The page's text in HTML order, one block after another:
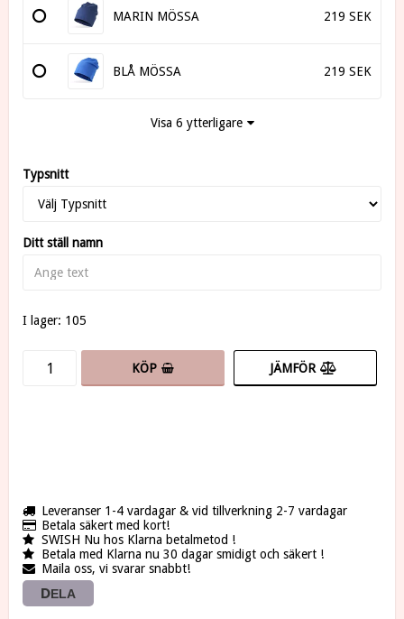
MARIN MÖSSA 219 SEK
BLÅ MÖSSA 219 SEK
Visa 6 ytterligare
Typsnitt
Ditt ställ namn
I lager: 105
KÖP JÄMFÖR
Leveranser 1-4 vardagar & vid tillverkning 2-7 vardagar
Betala säkert med kort!
SWISH Nu hos Klarna betalmetod !
Betala med Klarna nu 30 dagar smidigt och säkert !
Maila oss, vi svarar snabbt!
DELA